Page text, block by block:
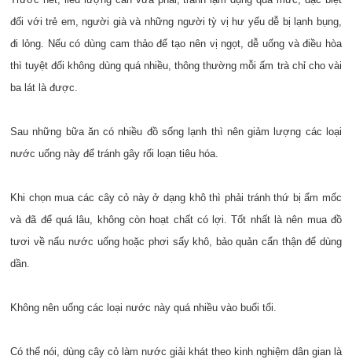
đối với trẻ em, người già và những người tỳ vị hư yếu dễ bị lạnh bụng,
đi lỏng. Nếu có dùng cam thảo để tạo nên vị ngọt, dễ uống và điều hòa
thì tuyệt đối không dùng quá nhiều, thông thường mỗi ấm trà chỉ cho vài
ba lát là được.
Sau những bữa ăn có nhiều đồ sống lạnh thì nên giảm lượng các loại
nước uống này để tránh gây rối loạn tiêu hóa.
Khi chọn mua các cây cỏ này ở dạng khô thì phải tránh thứ bị ẩm mốc
và đã để quá lâu, không còn hoạt chất có lợi. Tốt nhất là nên mua đồ
tươi về nấu nước uống hoặc phơi sấy khô, bảo quản cẩn thận để dùng
dần.
Không nên uống các loại nước này quá nhiều vào buổi tối.
Có thể nói, dùng cây cỏ làm nước giải khát theo kinh nghiệm dân gian là